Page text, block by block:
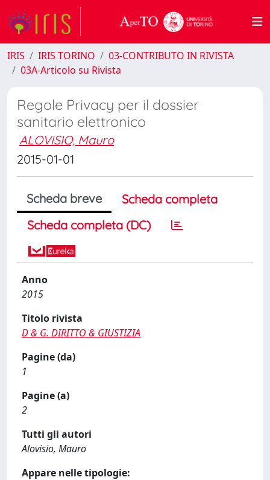
IRIS IRIS TORINO
03-CONTRIBUTO IN RIVISTA
03A-Articolo su Rivista
Regole Privacy per il dossier
sanitario elettronico
ALOVISIO, Mauro
2015-01-01
Scheda breve
Scheda completa
Scheda completa (DC)
Anno
2015
Titolo rivista
D & G. DIRITTO & GIUSTIZIA
Pagine (da)
1
Pagine (a)
2
Tutti gli autori
Alovisio, Mauro
Appare nelle tipologie: